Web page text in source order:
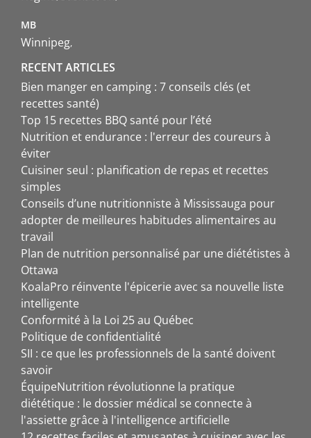
MB
Winnipeg
RECENT ARTICLES
Bien manger en camping : 7 conseils clés (et
recettes santé)
Top 15 recettes BBQ santé pour l’été
Nutrition et endurance : l'erreur des coureurs à
éviter
Cuisiner seul : planification de repas et recettes
simples
Conseils d’une nutritionniste à Mississauga pour
adopter de meilleures habitudes alimentaires au
travail
Plan de nutrition personnalisé par une diététistes à
Ottawa
KoalaPro réinvente l'épicerie avec sa nouvelle liste
intelligente
Conformité à la Loi 25 au Québec
Politique de confidentialité
SII : ce que les professionnels de la santé doivent
savoir
ÉquipeNutrition révolutionne la pratique
diététique : le dossier médical se connecte à
l'assiette grâce à l'intelligence artificielle